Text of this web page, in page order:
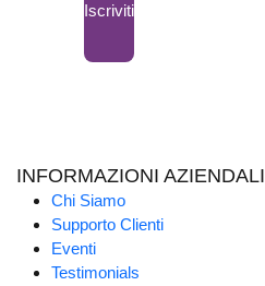
Iscriviti
INFORMAZIONI AZIENDALI
Chi Siamo
Supporto Clienti
Eventi
Testimonials